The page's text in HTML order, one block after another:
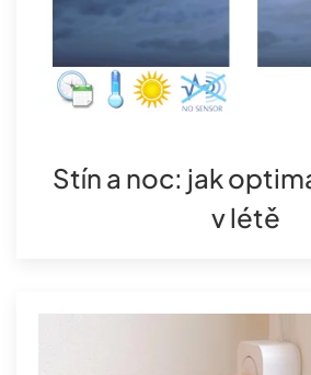
Stín a noc: jak
v létě